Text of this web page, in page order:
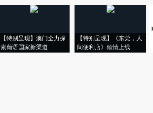
【特别呈现】澳门全力探
索葡语国家新渠道
【特别呈现】《东莞，人
间便利店》倾情上线